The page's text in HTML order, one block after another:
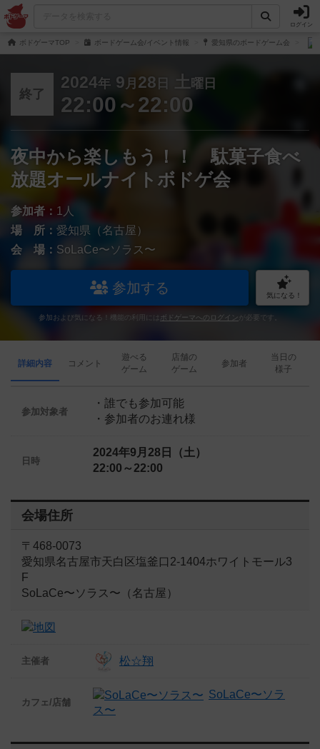
ログイン
ボドゲーマTOP ボードゲーム会/イベント情報 愛知県のボードゲーム会
終了
2024年 9 月 28 日 土 曜日
22:00～22:00
夜中から楽しもう！！ 駄菓子食べ
放題オールナイトボドゲ会
参加者： 1人
場 所： 愛知県（名古屋）
会 場： SoLaCe〜ソラス〜
参加する 気になる！
参加および気になる！機能の利用には ボドゲーマへのログイン が必要です。
詳細内容 コメント
遊べる
ゲーム
店舗の
ゲーム
参加者
当日の
様子
参加対象者
・誰でも参加可能
・参加者のお連れ様
日時
2024年9月28日（土）
22:00～22:00
会場住所
〒468-0073
愛知県名古屋市天白区塩釜口2-1404ホワイトモール3
F
SoLaCe〜ソラス〜（名古屋）
主催者 松☆翔
カフェ/店舗
SoLaCe〜ソラ
ス〜